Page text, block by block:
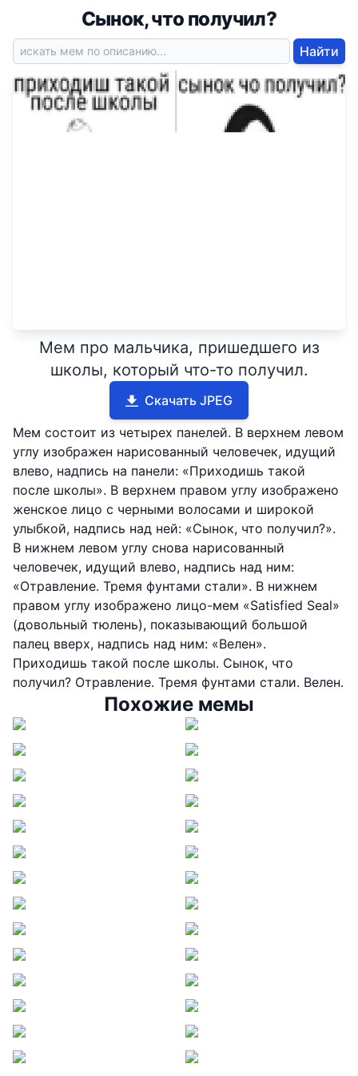
Сынок, что получил?
Найти
Мем про мальчика, пришедшего из
школы, который что-то получил.
Скачать JPEG
Мем состоит из четырех панелей. В верхнем левом
углу изображен нарисованный человечек, идущий
влево, надпись на панели: «Приходишь такой
после школы». В верхнем правом углу изображено
женское лицо с черными волосами и широкой
улыбкой, надпись над ней: «Сынок, что получил?».
В нижнем левом углу снова нарисованный
человечек, идущий влево, надпись над ним:
«Отравление. Тремя фунтами стали». В нижнем
правом углу изображено лицо-мем «Satisfied Seal»
(довольный тюлень), показывающий большой
палец вверх, надпись над ним: «Велен».
Приходишь такой после школы. Сынок, что
получил? Отравление. Тремя фунтами стали. Велен.
Похожие мемы